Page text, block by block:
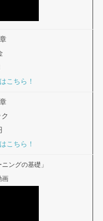
こちら！
こちら！
ングの基礎」
画